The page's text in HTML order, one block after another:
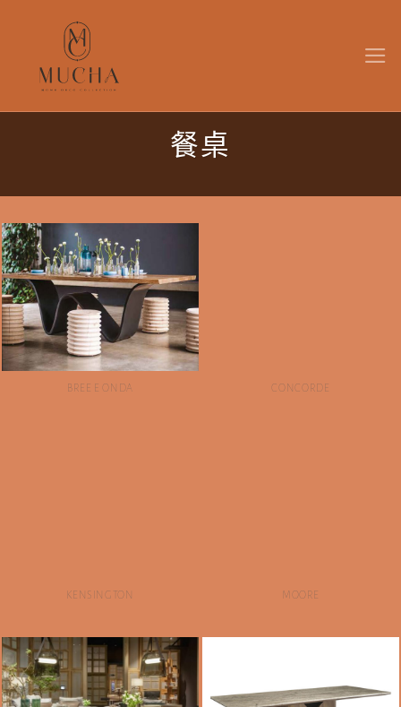
content
餐桌
BREE E ONDA CONCORDE
KENSINGTON MOORE